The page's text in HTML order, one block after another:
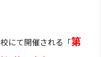
にて開催される「第